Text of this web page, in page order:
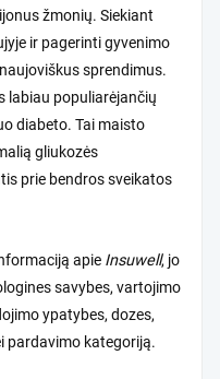
žmonių. Siekiant
ir pagerinti gyvenimo
sprendimus.
labiau populiarėjančių
diabeto. Tai maisto
gliukozės
prie bendros sveikatos
apie Insuwell, jo
savybes, vartojimo
ypatybes, dozes,
pardavimo kategoriją.